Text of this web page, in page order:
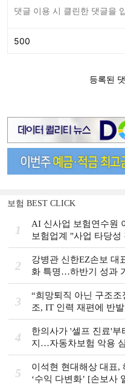
보험 BEST CLICK
1
AI 신사업 보험연수원
보험업계 "사업 타당
원 AI사업 논란]
2
강병관 신한EZ손보 대
화 특명…하반기 성과
한금융, 부스트업 점검]
3
“희망퇴직 아닌 구조
조, IT 인력 재편에 반
권 하투(夏鬪)]
4
한의사가 '셀프 진료'
지…자동차보험 악용
도입 초읽기]
5
이석현 현대해상 대표,
‘수익 다변화ʼ [손보사